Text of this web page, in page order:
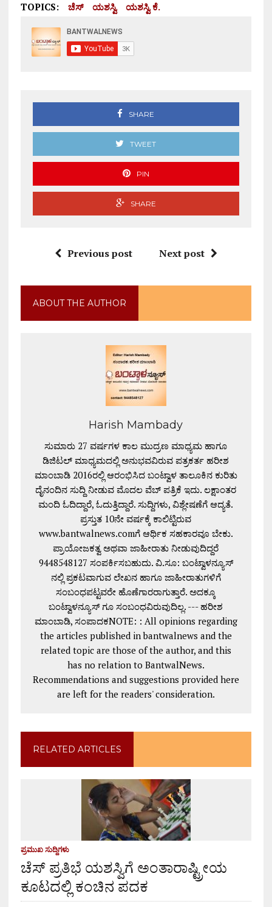
TOPICS: ಚೆಸ್ ಯಶಸ್ವಿ ಯಶಸ್ವಿ ಕೆ.
SHARE
TWEET
PIN
SHARE
Previous post Next post
ABOUT THE AUTHOR
Harish Mambady
ಸುಮಾರು 27 ವರ್ಷಗಳ ಕಾಲ ಮುದ್ರಣ ಮಾಧ್ಯಮ ಹಾಗೂ
ಡಿಜಿಟಲ್ ಮಾಧ್ಯಮದಲ್ಲಿ ಅನುಭವವಿರುವ ಪತ್ರಕರ್ತ ಹರೀಶ
ಮಾಂಬಾಡಿ 2016ರಲ್ಲಿ ಆರಂಭಿಸಿದ ಬಂಟ್ವಾಳ ತಾಲೂಕಿನ ಕುರಿತು
ದೈನಂದಿನ ಸುದ್ದಿ ನೀಡುವ ಮೊದಲ ವೆಬ್ ಪತ್ರಿಕೆ ಇದು. ಲಕ್ಷಾಂತರ
ಮಂದಿ ಓದಿದ್ದಾರೆ, ಓದುತ್ತಿದ್ದಾರೆ. ಸುದ್ದಿಗಳು, ವಿಶ್ಲೇಷಣೆಗೆ ಆದ್ಯತೆ.
ಪ್ರಸ್ತುತ 10ನೇ ವರ್ಷಕ್ಕೆ ಕಾಲಿಟ್ಟಿರುವ
www.bantwalnews.comಗೆ ಆರ್ಥಿಕ ಸಹಕಾರವೂ ಬೇಕು.
ಪ್ರಾಯೋಜಕತ್ವ ಅಥವಾ ಜಾಹೀರಾತು ನೀಡುವುದಿದ್ದರೆ
9448548127 ಸಂಪರ್ಕಿಸಬಹುದು. ವಿ.ಸೂ: ಬಂಟ್ವಾಳನ್ಯೂಸ್
ನಲ್ಲಿ ಪ್ರಕಟವಾಗುವ ಲೇಖನ ಹಾಗೂ ಜಾಹೀರಾತುಗಳಿಗೆ
ಸಂಬಂಧಪಟ್ಟವರೇ ಹೊಣೆಗಾರರಾಗುತ್ತಾರೆ. ಅದಕ್ಕೂ
ಬಂಟ್ವಾಳನ್ಯೂಸ್ ಗೂ ಸಂಬಂಧವಿರುವುದಿಲ್ಲ. --- ಹರೀಶ
ಮಾಂಬಾಡಿ, ಸಂಪಾದಕNOTE: : All opinions regarding
the articles published in bantwalnews and the
related topic are those of the author, and this
has no relation to BantwalNews.
Recommendations and suggestions provided here
are left for the readers' consideration.
RELATED ARTICLES
ಪ್ರಮುಖ ಸುದ್ದಿಗಳು
ಚೆಸ್ ಪ್ರತಿಭೆ ಯಶಸ್ವಿಗೆ ಅಂತಾರಾಷ್ಟ್ರೀಯ
ಕೂಟದಲ್ಲಿ ಕಂಚಿನ ಪದಕ